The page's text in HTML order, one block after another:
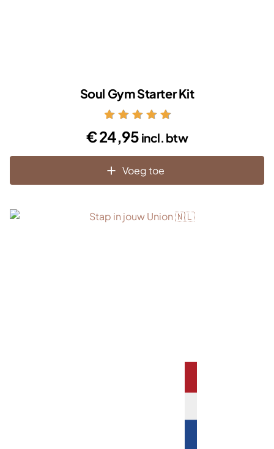
Soul Gym Starter Kit
5.00
uit 5
€24,95 incl. btw
Voeg toe